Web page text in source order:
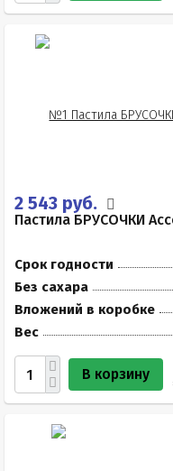
2 543 руб.
Пастила БРУСОЧКИ
Срок годности
Без сахара
Вложений в коробке
Вес
В корзину